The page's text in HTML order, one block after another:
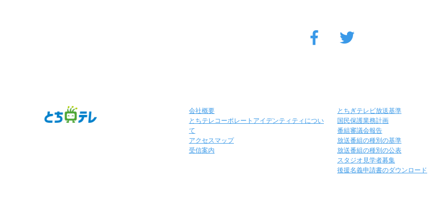
会社概要
とちテレコーポレートアイデンティティについ
て
アクセスマップ
受信案内
とちぎテレビ放送基準
国民保護業務計画
番組審議会報告
放送番組の種別の基準
放送番組の種別の公表
スタジオ見学者募集
後援名義申請書のダウンロード